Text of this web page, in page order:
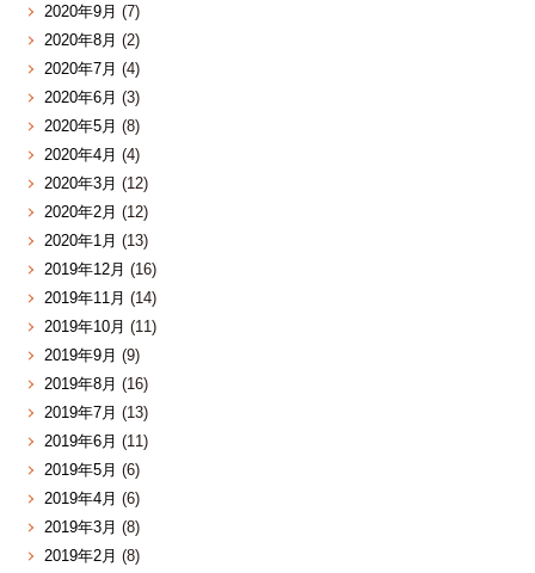
2020年9月 (7)
2020年8月 (2)
2020年7月 (4)
2020年6月 (3)
2020年5月 (8)
2020年4月 (4)
2020年3月 (12)
2020年2月 (12)
2020年1月 (13)
2019年12月 (16)
2019年11月 (14)
2019年10月 (11)
2019年9月 (9)
2019年8月 (16)
2019年7月 (13)
2019年6月 (11)
2019年5月 (6)
2019年4月 (6)
2019年3月 (8)
2019年2月 (8)